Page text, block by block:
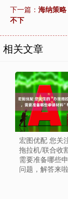
下一篇： 海纳策
不下
相关文章
宏图优配 您关
拖拉机/联合收
需要准备哪些
问题，解答来啦